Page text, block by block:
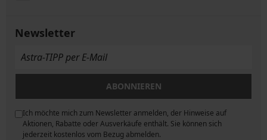
Newsletter
ABONNIEREN
Ich möchte mich zum Newsletter anmelden, der Hinweise auf
Aktionen, Rabatte oder Ausverkäufe enthält. Sie können sich
jederzeit kostenlos vom Bezug abmelden.